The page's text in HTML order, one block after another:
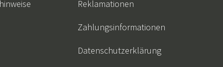
Reklamationen
Zahlungsinformationen
Datenschutzerklärung